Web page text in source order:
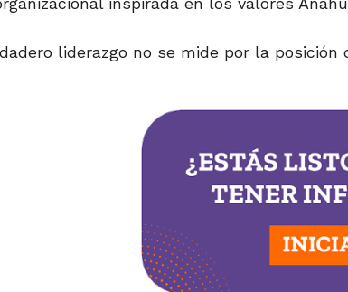
liderazgo no se mide por la posición